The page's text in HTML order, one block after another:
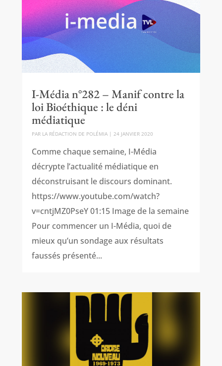
I-Média n°282 – Manif contre la
loi Bioéthique : le déni
médiatique
PAR LA RÉDACTION DE POLÉMIA| 24 JANVIER 2020
Comme chaque semaine, I-Média
décrypte l’actualité médiatique en
déconstruisant le discours dominant.
https://www.youtube.com/watch?
v=cntjMZ0PseY 01:15 Image de la semaine
Pour commencer un I-Média, quoi de
mieux qu’un sondage aux résultats
faussés présenté...